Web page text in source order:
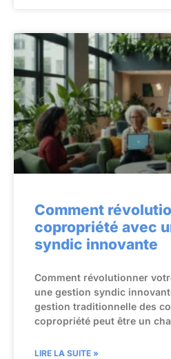
Comment
copropriété avec
syndic innovante
Comment révolutionner
une gestion syndic
gestion traditionnelle des
copropriété peut être un
LIRE LA SUITE »